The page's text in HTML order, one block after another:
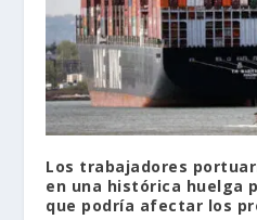
Los trabajadores
en una histórica huelga
que podría afectar los